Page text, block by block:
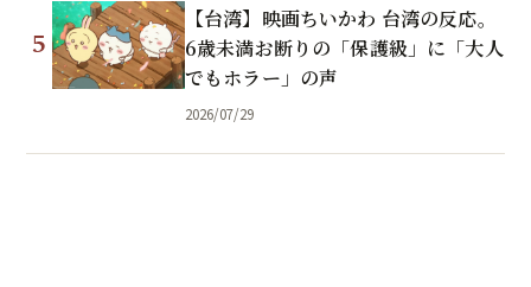
5
【台湾】映画ちいかわ 台湾の反応。
6歳未満お断りの「保護級」に「大人
でもホラー」の声
2026/07/29